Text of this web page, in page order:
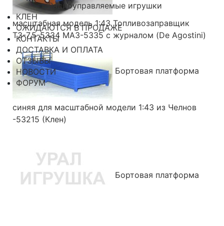
Радиоуправляемые игрушки
КЛЕН
ОЖИДАЮТСЯ В ПРОДАЖЕ
КОНТАКТЫ
ДОСТАВКА И ОПЛАТА
ОТЗЫВЫ
НОВОСТИ
ФОРУМ
масштабная модель 1:43 Топливозаправщик
ТЗ-7,5-5334 МАЗ-5335 с журналом (De Agostini)
Бортовая платформа
синяя для масштабной модели 1:43 из Челнов
-53215 (Клен)
Бортовая платформа